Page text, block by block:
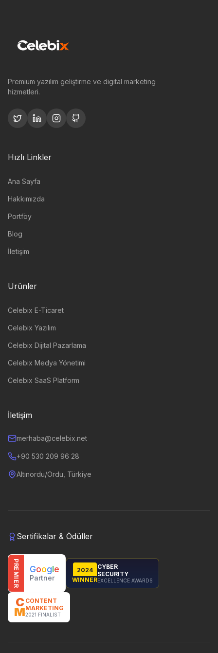
Premium yazılım geliştirme ve digital marketing
hizmetleri.
Hızlı Linkler
Ana Sayfa
Hakkımızda
Portföy
Blog
İletişim
Ürünler
Celebix E-Ticaret
Celebix Yazılım
Celebix Dijital Pazarlama
Celebix Medya Yönetimi
Celebix SaaS Platform
İletişim
merhaba@celebix.net
+90 530 209 96 28
Altınordu/Ordu, Türkiye
Sertifikalar & Ödüller
PREMIER Google
Partner
2024
WINNER
CYBER
SECURITY
EXCELLENCE AWARDS
C
M
CONTENT
MARKETING
2021 FINALIST